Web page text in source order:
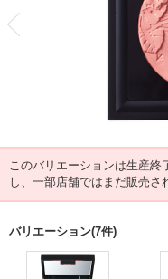
このバリエーションは生産終
し、一部店舗ではまだ販売さ
バリエーション(7件)